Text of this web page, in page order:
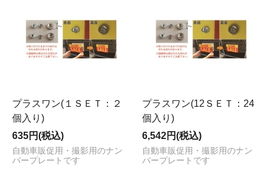
プラスワン(１ＳＥＴ：２
個入り)
635円(税込)
自動車販促用・撮影用のナン
バープレートです
プラスワン(12ＳＥＴ：24
個入り)
6,542円(税込)
自動車販促用・撮影用のナン
バープレートです